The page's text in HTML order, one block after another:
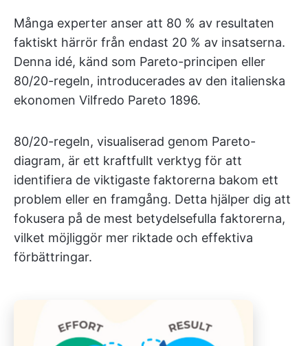
Många experter anser att 80 % av resultaten
faktiskt härrör från endast 20 % av insatserna.
Denna idé, känd som Pareto-principen eller
80/20-regeln, introducerades av den italienska
ekonomen Vilfredo Pareto 1896.
80/20-regeln, visualiserad genom Pareto-
diagram, är ett kraftfullt verktyg för att
identifiera de viktigaste faktorerna bakom ett
problem eller en framgång. Detta hjälper dig att
fokusera på de mest betydelsefulla faktorerna,
vilket möjliggör mer riktade och effektiva
förbättringar.